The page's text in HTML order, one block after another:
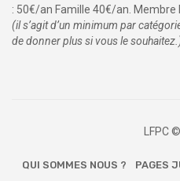
: 50€/an Famille 40€/an.
(il s’agit d’un minimum par
de donner plus si vous le
LFPC
QUI SOMMES NOUS ? PAGES